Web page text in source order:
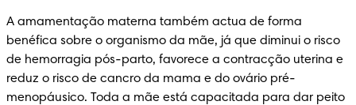
A amamentação materna também actua de forma
benéfica sobre o organismo da mãe, já que diminui o risco
de hemorragia pós-parto, favorece a contracção uterina e
reduz o risco de cancro da mama e do ovário pré-
menopáusico. Toda a mãe está capacitada para dar peito